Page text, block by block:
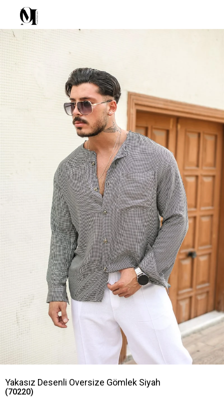
Yakasız Desenli Oversize Gömlek Siyah
(70220)